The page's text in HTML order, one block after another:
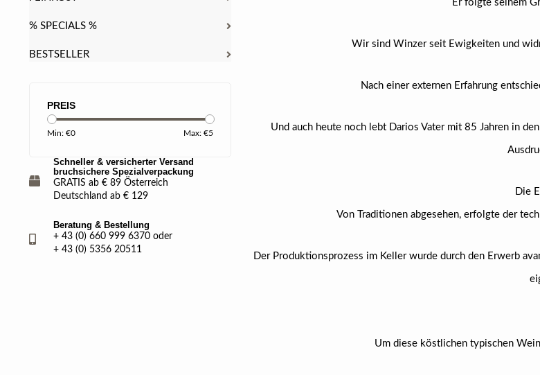
PREIS
Min: €0 Max: €5
% SPECIALS %
BESTSELLER
Schneller & versicherter Versand
bruchsichere Spezialverpackung
GRATIS ab € 89 Österreich
Deutschland ab € 129
Beratung & Bestellung
+ 43 (0) 660 999 6370 oder
+ 43 (0) 5356 20511
Er folgte seinem
Wir sind Winzer seit Ewigkeiten und
Nach einer externen Erfahrung
Und auch heute noch lebt Darios Vater mit 85 Jahren in
Die
Von Traditionen abgesehen, erfolgte der
Der Produktionsprozess im Keller wurde durch den Erwerb
Um diese köstlichen typischen